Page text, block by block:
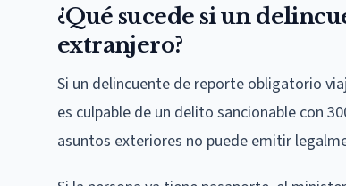
¿Qué sucede si un
extranjero?
Si un delincuente de reporte obligatorio
es culpable de un delito sancionable con
asuntos exteriores no puede emitir